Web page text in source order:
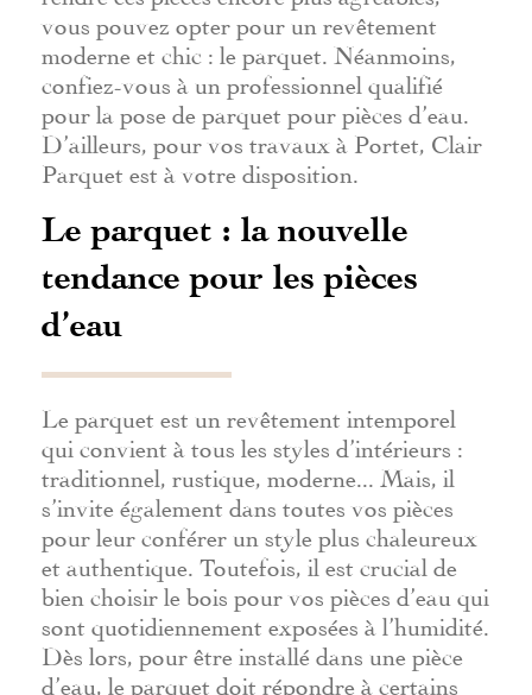
vous pouvez opter pour un revêtement
moderne et chic : le parquet. Néanmoins,
confiez-vous à un professionnel qualifié
pour la pose de parquet pour pièces d’eau.
D’ailleurs, pour vos travaux à Portet, Clair
Parquet est à votre disposition.
Le parquet : la nouvelle
tendance pour les pièces
d’eau
Le parquet est un revêtement intemporel
qui convient à tous les styles d’intérieurs :
traditionnel, rustique, moderne... Mais, il
s’invite également dans toutes vos pièces
pour leur conférer un style plus chaleureux
et authentique. Toutefois, il est crucial de
bien choisir le bois pour vos pièces d’eau qui
sont quotidiennement exposées à l’humidité.
Dès lors, pour être installé dans une pièce
d’eau, le parquet doit répondre à certains